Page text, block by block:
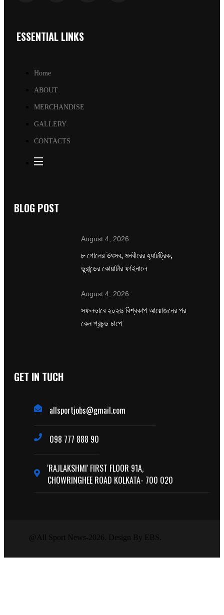
ESSENTIAL LINKS
Home
ABOUT
MERCHANDISE
GALLERY
CONTACTS
BLOG POST
August 4, 2026
৮ গোলের উৎসব, মনবীরের হ্যাটট্রিক,
ডুরান্ডের কোয়ার্টার ফাইনালে
August 4, 2026
সফলভাবে ২০২৬ বিশ্বকাপ আয়োজনের পর
কেন প্রচন্ড চাপে
GET IN TUCH
allsportjobs@gmail.com
098 777 888 90
'RAJLAKSHMI' FIRST FLOOR 91A,
CHOWRINGHEE ROAD KOLKATA- 700 020
@All Sport News-2026. Design By EBS.